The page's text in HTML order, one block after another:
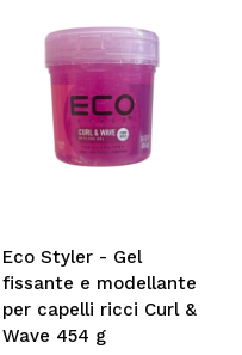
Eco Styler - Gel
fissante e modellante
per capelli ricci Curl &
Wave 454 g